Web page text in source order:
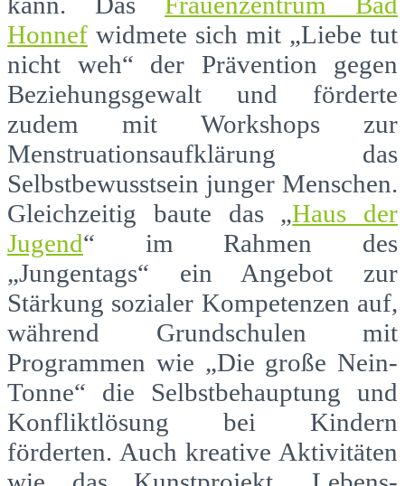
Honnef widmete sich mit „Liebe tut
nicht weh“ der Prävention gegen
Beziehungsgewalt und förderte
zudem mit Workshops zur
Menstruationsaufklärung das
Selbstbewusstsein junger Menschen.
Gleichzeitig baute das „Haus der
Jugend“ im Rahmen des
„Jungentags“ ein Angebot zur
Stärkung sozialer Kompetenzen auf,
während Grundschulen mit
Programmen wie „Die große Nein-
Tonne“ die Selbstbehauptung und
Konfliktlösung bei Kindern
förderten. Auch kreative Aktivitäten